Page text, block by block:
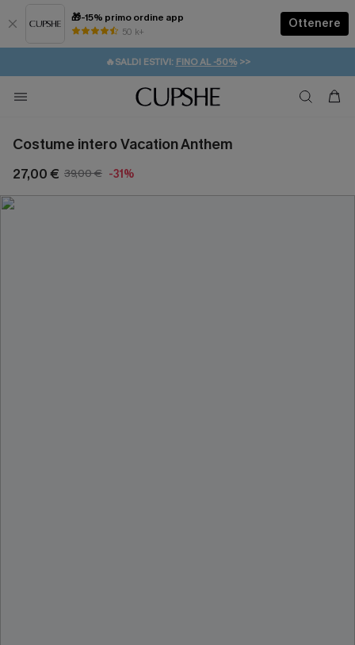
🎁-15% primo ordine app
50 k+
Ottenere
⚡️-15% SUGLI ESSENZIALI DA VACANZA | ACQUISTA
🔥SALDI ESTIVI: FINO AL -50%>>
🚚SPEDIZIONE GRATUITA DA 49€
💌REGALO PER I NUOVI: 20% DI SCONTO*
Costume intero Vacation Anthem
27,00 € 39,00 € -31%